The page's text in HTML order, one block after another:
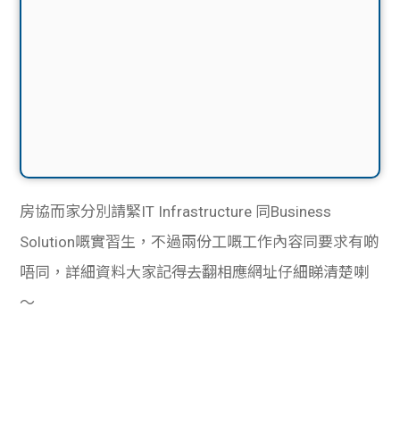
房協而家分別請緊IT Infrastructure 同Business
Solution嘅實習生，不過兩份工嘅工作內容同要求有啲
唔同，詳細資料大家記得去翻相應網址仔細睇清楚喇
～